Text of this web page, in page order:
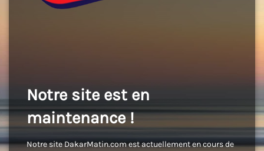
Notre site est en
maintenance !
Notre site DakarMatin.com est actuellement en cours de